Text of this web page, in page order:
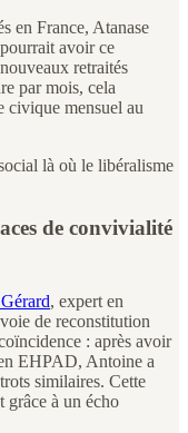
en France, Atanase
avoir ce
retraités
par mois, cela
civique mensuel au
là où le libéralisme
de convivialité
, expert en
de reconstitution
: après avoir
EHPAD, Antoine a
similaires. Cette
grâce à un écho